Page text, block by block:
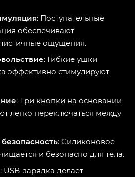
: Поступательные
обеспечивают
ощущения.
: Гибкие ушки
эффективно стимулируют
: Три кнопки на основании
легко переключаться между
: Силиконовое
и безопасно для тела.
: USB-зарядка делает